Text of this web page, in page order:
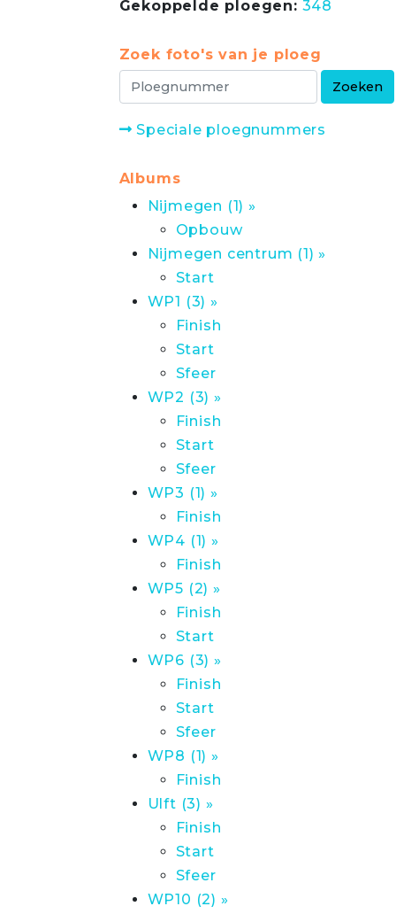
Gekoppelde ploegen: 348
Zoek foto's van je ploeg
Speciale ploegnummers
Albums
Nijmegen (1) »
Opbouw
Nijmegen centrum (1) »
Start
WP1 (3) »
Finish
Start
Sfeer
WP2 (3) »
Finish
Start
Sfeer
WP3 (1) »
Finish
WP4 (1) »
Finish
WP5 (2) »
Finish
Start
WP6 (3) »
Finish
Start
Sfeer
WP8 (1) »
Finish
Ulft (3) »
Finish
Start
Sfeer
WP10 (2) »